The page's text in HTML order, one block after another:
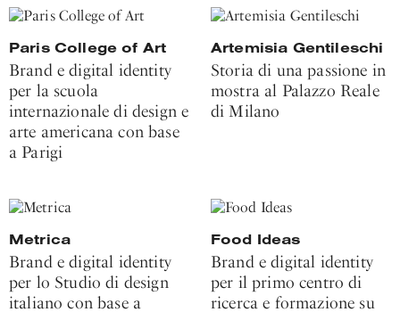
Paris College of Art
Brand e digital identity
per la scuola
internazionale di design e
arte americana con base
a Parigi
Artemisia Gentileschi
Storia di una passione in
mostra al Palazzo Reale
di Milano
Metrica
Brand e digital identity
per lo Studio di design
italiano con base a
Food Ideas
Brand e digital identity
per il primo centro di
ricerca e formazione su